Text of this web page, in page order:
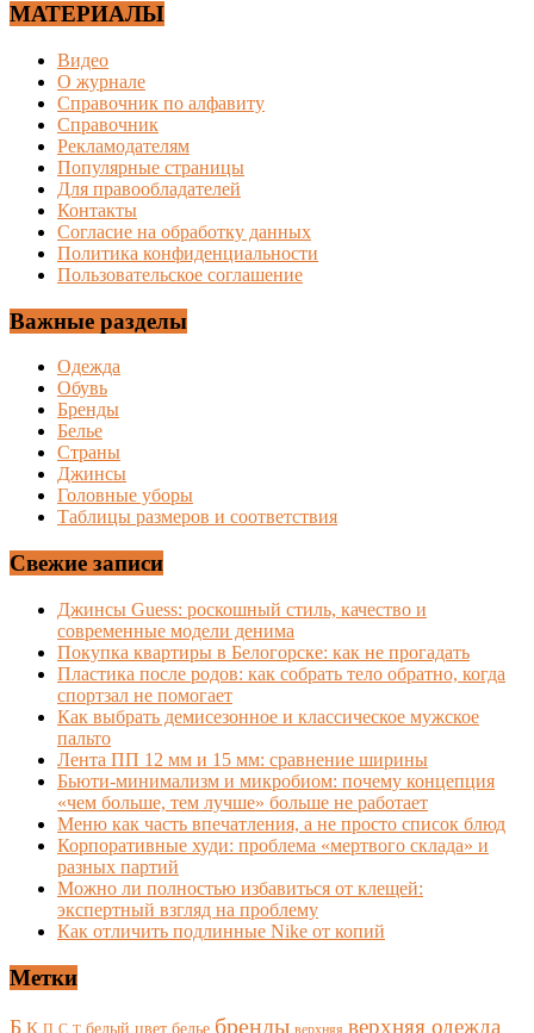
МАТЕРИАЛЫ
Видео
О журнале
Справочник по алфавиту
Справочник
Рекламодателям
Популярные страницы
Для правообладателей
Контакты
Согласие на обработку данных
Политика конфиденциальности
Пользовательское соглашение
Важные разделы
Одежда
Обувь
Бренды
Белье
Страны
Джинсы
Головные уборы
Таблицы размеров и соответствия
Свежие записи
Джинсы Guess: роскошный стиль, качество и
современные модели денима
Покупка квартиры в Белогорске: как не прогадать
Пластика после родов: как собрать тело обратно, когда
спортзал не помогает
Как выбрать демисезонное и классическое мужское
пальто
Лента ПП 12 мм и 15 мм: сравнение ширины
Бьюти-минимализм и микробиом: почему концепция
«чем больше, тем лучше» больше не работает
Меню как часть впечатления, а не просто список блюд
Корпоративные худи: проблема «мертвого склада» и
разных партий
Можно ли полностью избавиться от клещей:
экспертный взгляд на проблему
Как отличить подлинные Nike от копий
Метки
Б К Т белый цвет белье бренды верхняя одежда